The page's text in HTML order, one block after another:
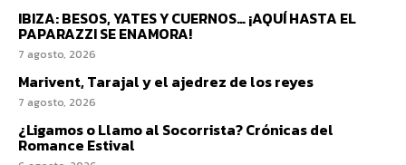
IBIZA: BESOS, YATES Y CUERNOS… ¡AQUÍ HASTA EL
PAPARAZZI SE ENAMORA!
7 agosto, 2026
Marivent, Tarajal y el ajedrez de los reyes
7 agosto, 2026
¿Ligamos o Llamo al Socorrista? Crónicas del
Romance Estival